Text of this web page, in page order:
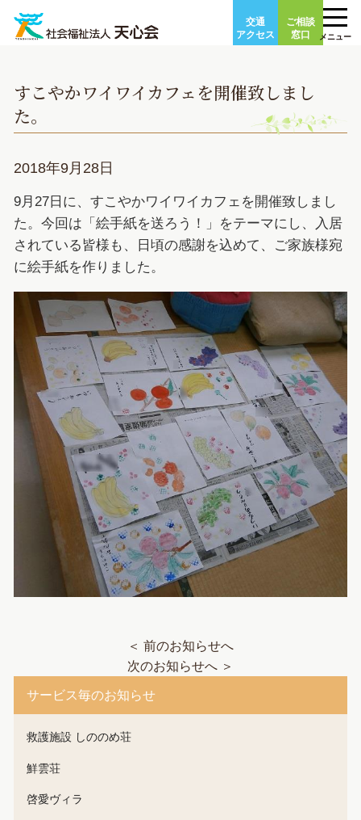
content
交通
アクセス
ご相談
窓口
メニュー
すこやかワイワイカフェを開催致しまし
た。
2018年9月28日
9月27日に、すこやかワイワイカフェを開催致しまし
た。今回は「絵手紙を送ろう！」をテーマにし、入居
されている皆様も、日頃の感謝を込めて、ご家族様宛
に絵手紙を作りました。
＜ 前のお知らせへ
次のお知らせへ ＞
サービス毎のお知らせ
救護施設 しののめ荘
鮮雲荘
啓愛ヴィラ